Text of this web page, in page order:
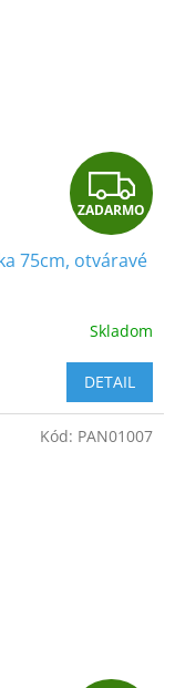
Z
A
D
A
R
M
ZADARMO
75cm, otváravé
Skladom
DETAIL
Kód: PAN01007